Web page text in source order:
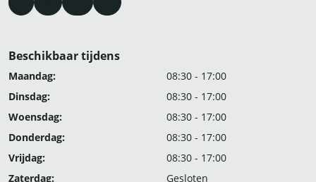
Beschikbaar tijdens
Maandag:
08:30 - 17:00
Dinsdag:
08:30 - 17:00
Woensdag:
08:30 - 17:00
Donderdag:
08:30 - 17:00
Vrijdag:
08:30 - 17:00
Zaterdag:
Gesloten